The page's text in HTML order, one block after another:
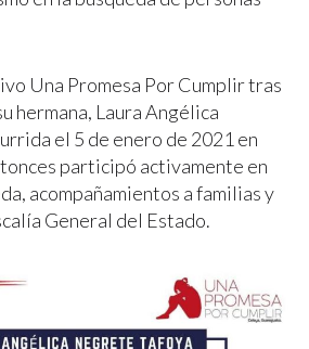
Una Promesa Por Cumplir tras
hermana, Laura Angélica
el 5 de enero de 2021 en
participó activamente en
acompañamientos a familias y
General del Estado.